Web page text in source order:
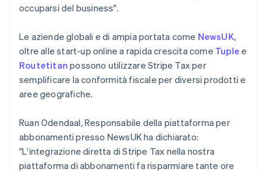
occuparsi del business".
Le aziende globali e di ampia portata come NewsUK,
oltre alle start-up online a rapida crescita come Tuple e
Routetitan possono utilizzare Stripe Tax per
semplificare la conformità fiscale per diversi prodotti e
aree geografiche.
Ruan Odendaal, Responsabile della piattaforma per
abbonamenti presso NewsUK ha dichiarato:
"L'integrazione diretta di Stripe Tax nella nostra
piattaforma di abbonamenti fa risparmiare tante ore
Finlandia
Francia
Français English
Germania
Deutsch English
Giappone
日本語English
English
English
India
English